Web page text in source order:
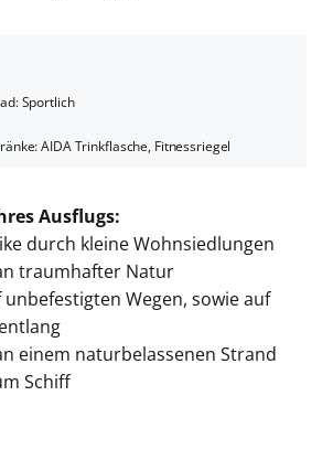
Sportlich
AIDA Trinkflasche, Fitnessriegel
Ausflugs:
durch kleine Wohnsiedlungen
traumhafter Natur
Wegen, sowie auf
einem naturbelassenen Strand
Schiff